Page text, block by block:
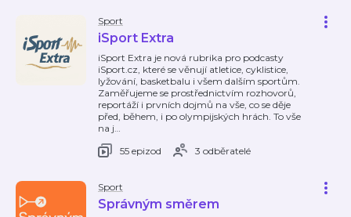
Sport
iSport Extra
iSport Extra je nová rubrika pro podcasty
iSport.cz, které se věnují atletice, cyklistice,
lyžování, basketbalu i všem dalším sportům.
Zaměřujeme se prostřednictvím rozhovorů,
reportáží i prvních dojmů na vše, co se děje
před, během, i po olympijských hrách. To vše
na j…
55 epizod
3 odběratelé
Sport
Správným směrem